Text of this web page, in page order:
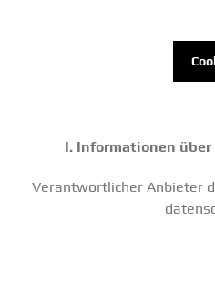
I. Informationen
Verantwortlicher Anbieter